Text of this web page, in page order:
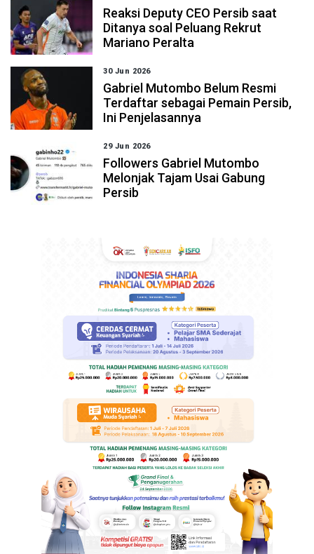
Reaksi Deputy CEO Persib saat
Ditanya soal Peluang Rekrut
Mariano Peralta
30 Jun 2026
Gabriel Mutombo Belum Resmi
Terdaftar sebagai Pemain Persib,
Ini Penjelasannya
29 Jun 2026
Followers Gabriel Mutombo
Melonjak Tajam Usai Gabung
Persib